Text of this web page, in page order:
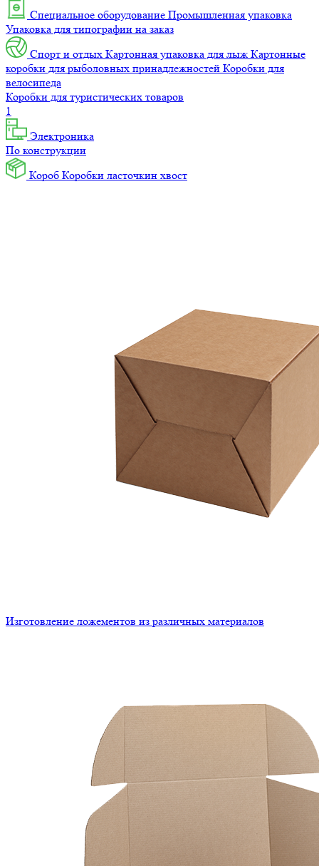
Специальное оборудование Промышленная упаковка
Упаковка для типографии на заказ
Спорт и отдых Картонная упаковка для лыж Картонные
коробки для рыболовных принадлежностей Коробки для
велосипеда
Коробки для туристических товаров
1
Электроника
По конструкции
Короб Коробки ласточкин хвост
Изготовление ложементов из различных материалов